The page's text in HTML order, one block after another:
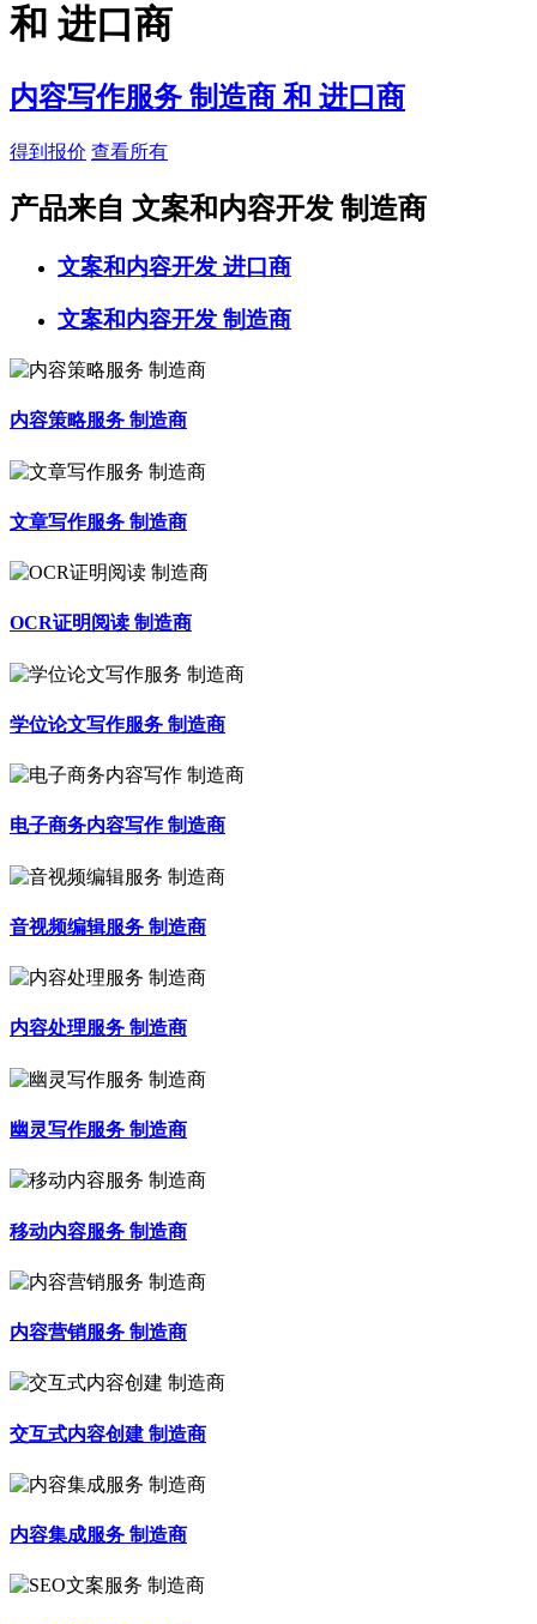
和 进口商
内容写作服务 制造商 和 进口商
得到报价 查看所有
产品来自 文案和内容开发 制造商
文案和内容开发 进口商
文案和内容开发 制造商
内容策略服务 制造商
文章写作服务 制造商
OCR证明阅读 制造商
学位论文写作服务 制造商
电子商务内容写作 制造商
音视频编辑服务 制造商
内容处理服务 制造商
幽灵写作服务 制造商
移动内容服务 制造商
内容营销服务 制造商
交互式内容创建 制造商
内容集成服务 制造商